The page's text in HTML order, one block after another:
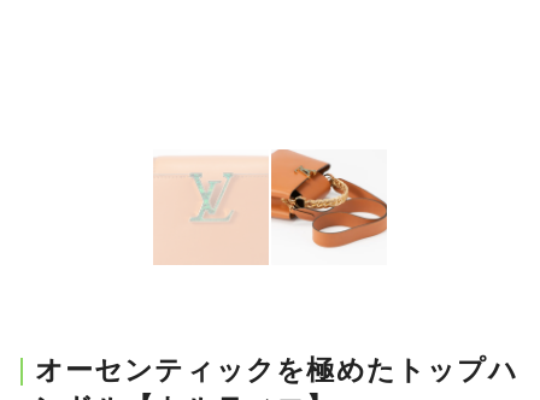
オーセンティックを極めたトップハ